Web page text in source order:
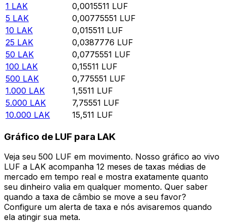
1 LAK 0,0015511 LUF
5 LAK 0,00775551 LUF
10 LAK 0,015511 LUF
25 LAK 0,0387776 LUF
50 LAK 0,0775551 LUF
100 LAK 0,15511 LUF
500 LAK 0,775551 LUF
1.000 LAK 1,5511 LUF
5.000 LAK 7,75551 LUF
10.000 LAK 15,511 LUF
Gráfico de LUF para LAK
Veja seu 500 LUF em movimento. Nosso gráfico ao vivo
LUF a LAK acompanha 12 meses de taxas médias de
mercado em tempo real e mostra exatamente quanto
seu dinheiro valia em qualquer momento. Quer saber
quando a taxa de câmbio se move a seu favor?
Configure um alerta de taxa e nós avisaremos quando
ela atingir sua meta.